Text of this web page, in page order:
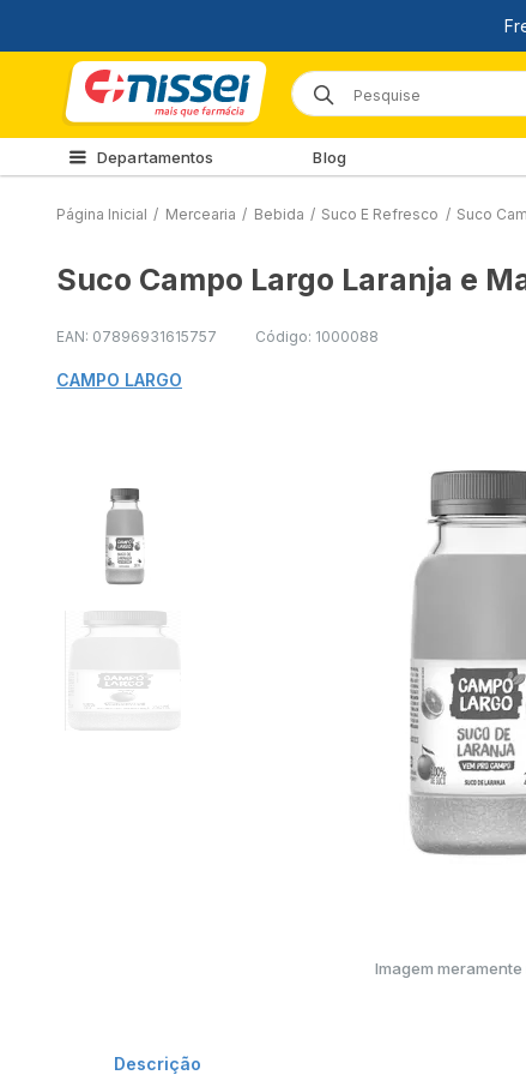
Departamentos Blog
Página Inicial / Mercearia / Bebida / Suco E Refresco / Suco
Suco Campo Largo Laranja e
EAN: 07896931615757 Código: 1000088
CAMPO LARGO
Imagem
Descrição